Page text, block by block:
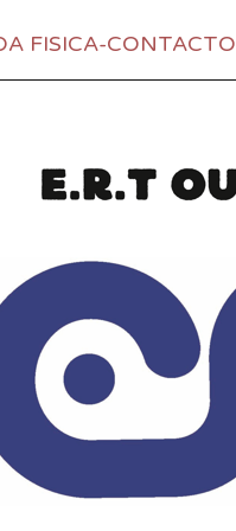
FISICA-CONTACTO